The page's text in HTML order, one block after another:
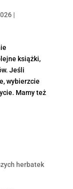
|
książki,
Jeśli
wybierzcie
Mamy też
herbatek